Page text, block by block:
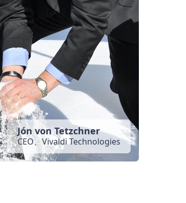
Jón von Tetzchner
CEO、Vivaldi Technologies